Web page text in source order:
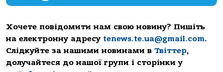
Хочете повідомити нам свою новину? Пишіть
на електронну адресу tenews.te.ua@gmail.com.
Слідкуйте за нашими новинами в Твіттер,
долучайтеся до нашої групи і сторінки у